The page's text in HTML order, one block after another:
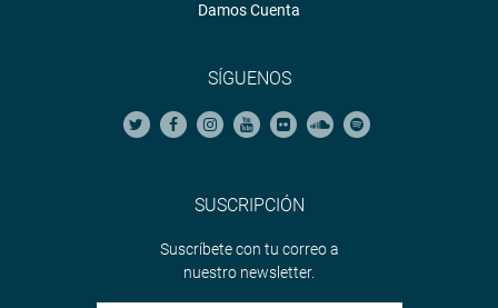
Damos Cuenta
SÍGUENOS
SUSCRIPCIÓN
Suscríbete con tu correo a
nuestro newsletter.